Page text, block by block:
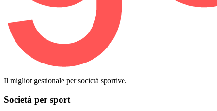
Il miglior gestionale per società sportive.
Società per sport